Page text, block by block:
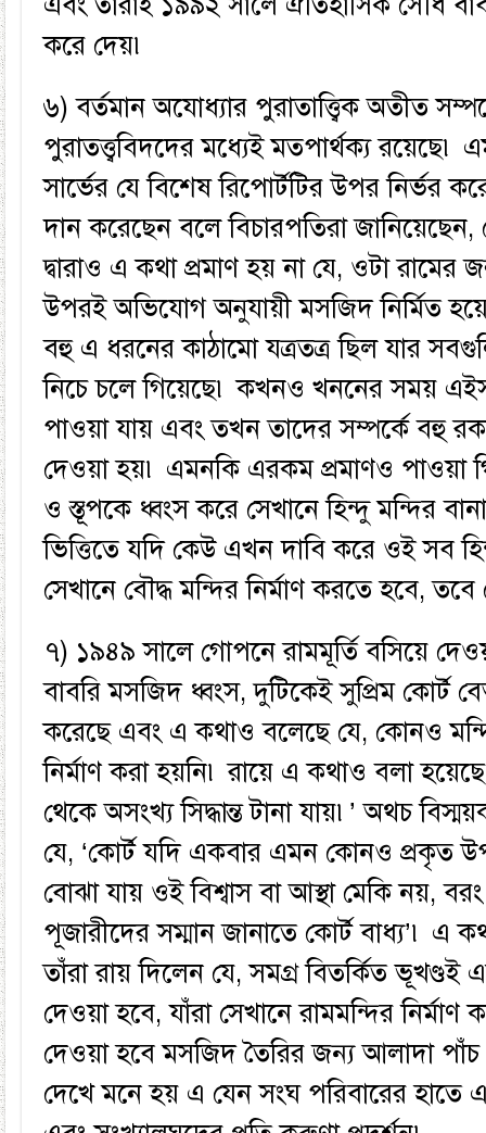
করে দেয়৷
৬) বর্তমান অযোধ্যার পুরাতাত্ত্বিক অতীত
পুরাতত্ত্ববিদদের মধ্যেই মতপার্থক্য
সার্ভের যে বিশেষ রিপোর্টটির উপর নির্ভর
দান করেছেন বলে বিচারপতিরা জানিয়েছেন,
দ্বারাও এ কথা প্রমাণ হয় না যে, ওটা রামের
উপরই অভিযোগ অনুযায়ী মসজিদ নির্মিত
বহু এ ধরনের কাঠামো যত্রতত্র ছিল যার
নিচে চলে গিয়েছে৷ কখনও খননের সময়
পাওয়া যায় এবং তখন তাদের সম্পর্কে বহু
দেওয়া হয়৷ এমনকি এরকম প্রমাণও পাওয়া
ও স্তূপকে ধ্বংস করে সেখানে হিন্দু মন্দির
ভিত্তিতে যদি কেউ এখন দাবি করে ওই সব
সেখানে বৌদ্ধ মন্দির নির্মাণ করতে হবে,
৭) ১৯৪৯ সালে গোপনে রামমূর্তি বসিয়ে
বাবরি মসজিদ ধ্বংস, দুটিকেই সুপ্রিম কোর্ট
করেছে এবং এ কথাও বলেছে যে, কোনও
নির্মাণ করা হয়নি৷ রায়ে এ কথাও বলা হয়েছে
থেকে অসংখ্য সিদ্ধান্ত টানা যায়৷’ অথচ
যে, ‘কোর্ট যদি একবার এমন কোনও প্রকৃত
বোঝা যায় ওই বিশ্বাস বা আস্থা মেকি নয়,
পূজারীদের সম্মান জানাতে কোর্ট বাধ্য’৷ এ
তাঁরা রায় দিলেন যে, সমগ্র বিতর্কিত ভূখণ্ডই
দেওয়া হবে, যাঁরা সেখানে রামমন্দির
দেওয়া হবে মসজিদ তৈরির জন্য আলাদা
দেখে মনে হয় এ যেন সংঘ পরিবারের হাতে